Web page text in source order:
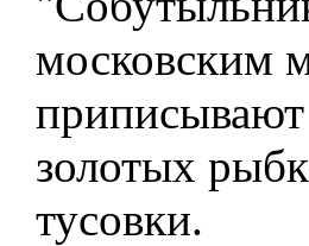
московским
золотых
тусовки.